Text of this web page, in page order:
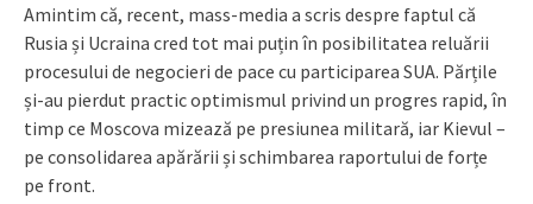
Amintim că, recent, mass-media a scris despre faptul că
Rusia și Ucraina cred tot mai puțin în posibilitatea reluării
procesului de negocieri de pace cu participarea SUA. Părțile
și-au pierdut practic optimismul privind un progres rapid, în
timp ce Moscova mizează pe presiunea militară, iar Kievul –
pe consolidarea apărării și schimbarea raportului de forțe
pe front.